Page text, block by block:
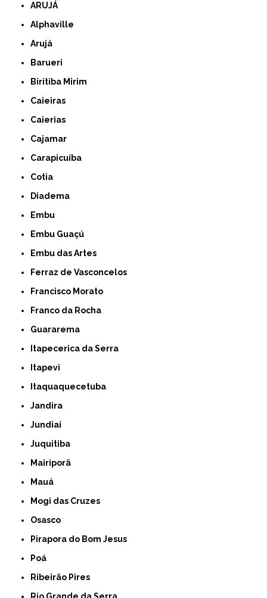
ARUJÁ
Alphaville
Arujá
Barueri
Biritiba Mirim
Caieiras
Caierias
Cajamar
Carapicuíba
Cotia
Diadema
Embu
Embu Guaçú
Embu das Artes
Ferraz de Vasconcelos
Francisco Morato
Franco da Rocha
Guararema
Itapecerica da Serra
Itapevi
Itaquaquecetuba
Jandira
Jundiaí
Juquitiba
Mairiporã
Mauá
Mogi das Cruzes
Osasco
Pirapora do Bom Jesus
Poá
Ribeirão Pires